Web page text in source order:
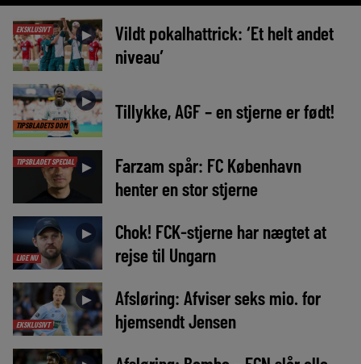
EKSKLUSIVT ►
Vildt pokalhattrick: ‘Et helt andet
niveau’
TIPSBLADETS DOM
► Tillykke, AGF – en stjerne er født!
TIPSBLADET SPECIAL ►
Farzam spår: FC København
henter en stor stjerne
LIGE NU
►
Chok! FCK-stjerne har nægtet at
rejse til Ungarn
EKSKLUSIVT
►
Afsløring: Afviser seks mio. for
hjemsendt Jensen